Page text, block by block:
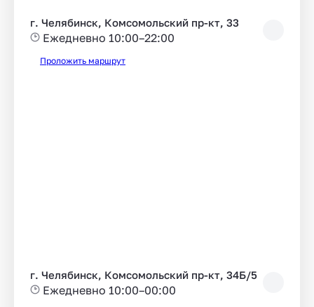
г. Челябинск, Комсомольский пр-кт, 33
Ежедневно 10:00–22:00
Проложить маршрут
г. Челябинск, Комсомольский пр-кт, 34Б/5
Ежедневно 10:00–00:00